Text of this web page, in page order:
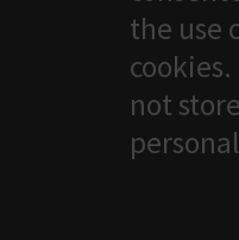
the use
not